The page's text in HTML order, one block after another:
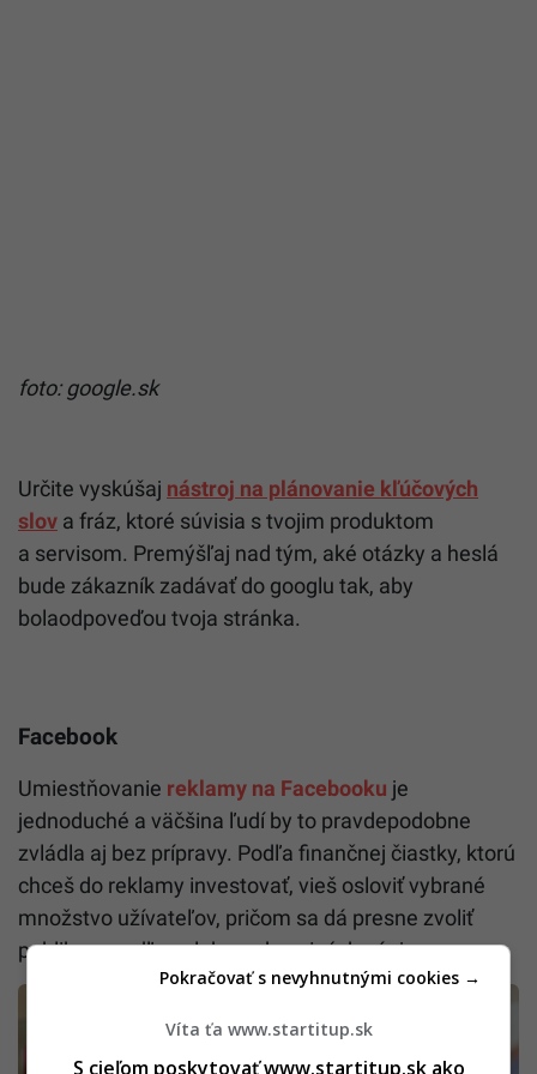
foto: google.sk
Určite vyskúšaj nástroj na plánovanie kľúčových
slov a fráz, ktoré súvisia s tvojim produktom
a servisom. Premýšľaj nad tým, aké otázky a heslá
bude zákazník zadávať do googlu tak, aby
bolaodpoveďou tvoja stránka.
Facebook
Umiestňovanie reklamy na Facebooku je
jednoduché a väčšina ľudí by to pravdepodobne
zvládla aj bez prípravy. Podľa finančnej čiastky, ktorú
chceš do reklamy investovať, vieš osloviť vybrané
množstvo užívateľov, pričom sa dá presne zvoliť
publikum podľa polohy, veku a iných záujmov.
Víta ťa www.startitup.sk
S cieľom poskytovať www.startitup.sk ako
Pokračovať s nevyhnutnými cookies →